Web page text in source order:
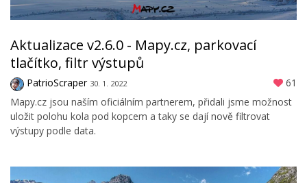
Aktualizace v2.6.0 - Mapy.cz, parkovací
tlačítko, filtr výstupů
PatrioScraper 30. 1. 2022
61
Mapy.cz jsou naším oficiálním partnerem, přidali jsme možnost
uložit polohu kola pod kopcem a taky se dají nově filtrovat
výstupy podle data.